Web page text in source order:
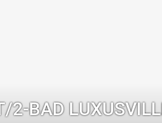
2-BAD